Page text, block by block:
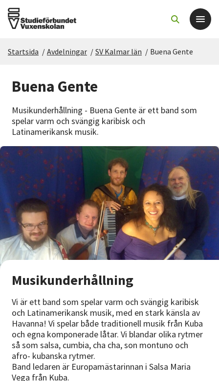
För dig som
Sök kurser och evenemang
Om SV
Starta studiecirkel
Cirkelledare
Nyheter
Avdelningar
Startsida / Avdelningar / SV Kalmar län / Buena Gente
Buena Gente
Musikunderhållning - Buena Gente är ett band som
spelar varm och svängig karibisk och
Latinamerikansk musik.
Musikunderhållning
Vi är ett band som spelar varm och svängig karibisk
och Latinamerikansk musik, med en stark känsla av
Havanna! Vi spelar både traditionell musik från Kuba
och egna komponerade låtar. Vi blandar olika rytmer
så som salsa, cumbia, cha cha, son montuno och
afro- kubanska rytmer.
Band ledaren är Europamästarinnan i Salsa Maria
Vega från Kuba.